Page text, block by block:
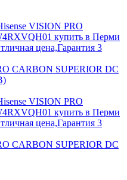
CARBON SUPERIOR DC
CARBON SUPERIOR DC